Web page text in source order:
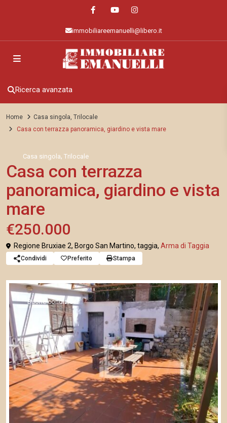
immobiliareemanuelli@libero.it
Ricerca avanzata
Home Casa singola, Trilocale
Casa con terrazza panoramica, giardino e vista mare
Casa singola, Trilocale
Casa con terrazza
panoramica, giardino e vista
mare
€250.000
Regione Bruxiae 2, Borgo San Martino, taggia, Arma di Taggia
Condividi Preferito Stampa
Buone condizioni